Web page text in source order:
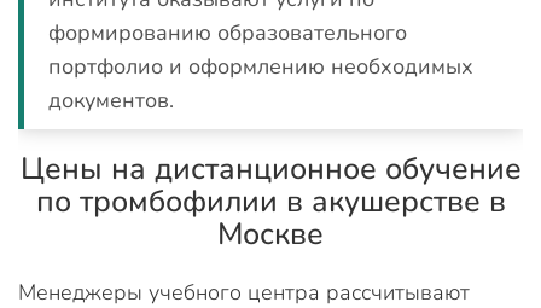
формированию образовательного
портфолио и оформлению необходимых
документов.
Цены на дистанционное обучение
по тромбофилии в акушерстве в
Москве
Менеджеры учебного центра рассчитывают